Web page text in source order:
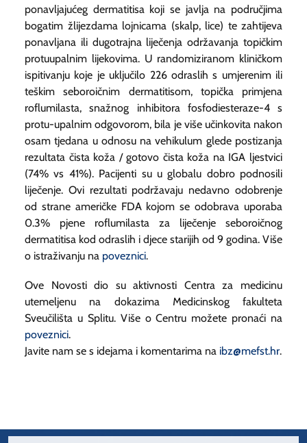
ponavljajućeg dermatitisa koji se javlja na područjima
bogatim žlijezdama lojnicama (skalp, lice) te zahtijeva
ponavljana ili dugotrajna liječenja održavanja topičkim
protuupalnim lijekovima. U randomiziranom kliničkom
ispitivanju koje je uključilo 226 odraslih s umjerenim ili
teškim seboroičnim dermatitisom, topička primjena
roflumilasta, snažnog inhibitora fosfodiesteraze-4 s
protu-upalnim odgovorom, bila je više učinkovita nakon
osam tjedana u odnosu na vehikulum glede postizanja
rezultata čista koža / gotovo čista koža na IGA ljestvici
(74% vs 41%). Pacijenti su u globalu dobro podnosili
liječenje. Ovi rezultati podržavaju nedavno odobrenje
od strane američke FDA kojom se odobrava uporaba
0.3% pjene roflumilasta za liječenje seboroičnog
dermatitisa kod odraslih i djece starijih od 9 godina. Više
o istraživanju na poveznici.
Ove Novosti dio su aktivnosti Centra za medicinu
utemeljenu na dokazima Medicinskog fakulteta
Sveučilišta u Splitu. Više o Centru možete pronaći na
poveznici.
Javite nam se s idejama i komentarima na ibz@mefst.hr.